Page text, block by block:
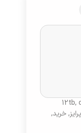
12tb,
, خرید,